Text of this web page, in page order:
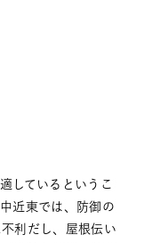
しているというこ
近東では、防御の
利だし、屋根伝い